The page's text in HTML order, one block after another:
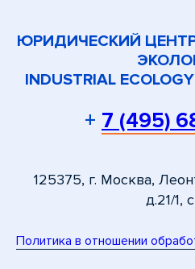
ЮРИДИЧЕСКИЙ
INDUSTRIAL
+ 7 (495)
125375, г. Москва,
д.21/1,
Политика в отношении